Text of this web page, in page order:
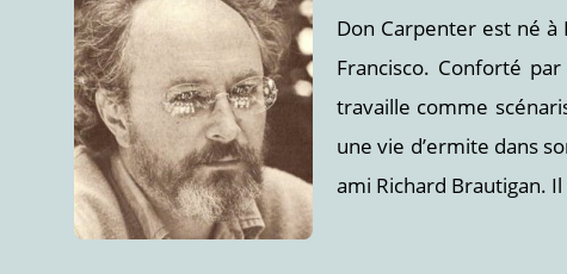
Don Carpenter est né à
Francisco. Conforté
travaille comme
une vie d’ermite dans
ami Richard Brautigan.